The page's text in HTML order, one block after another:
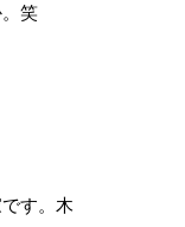
笑
す。木